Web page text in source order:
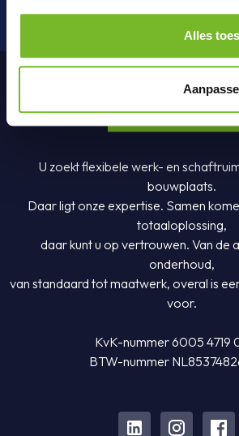
Alles
U zoekt flexibele werk- en
bouwplaats.
Daar ligt onze expertise. Samen
totaaloplossing,
daar kunt u op vertrouwen. Van de
onderhoud,
van standaard tot maatwerk, overal is
voor.
KvK-nummer 6005
BTW-nummer